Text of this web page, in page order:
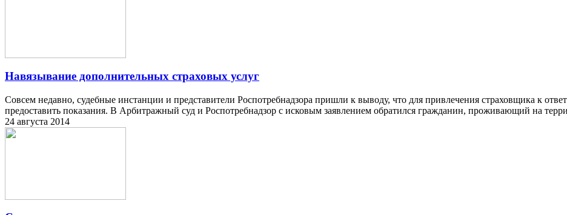
Навязывание дополнительных страховых услуг
Совсем недавно, судебные инстанции и представители Роспотребнадзора пришли к выводу, что для привлечения страховщика к
предоставить показания. В Арбитражный суд и Роспотребнадзор с исковым заявлением обратился гражданин, проживающий на
24 августа 2014